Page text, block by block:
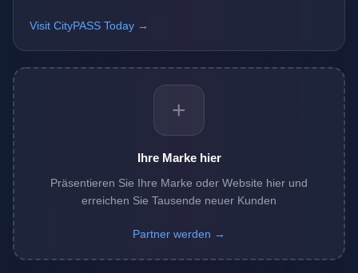
Visit CityPASS Today →
+
Ihre Marke hier
Präsentieren Sie Ihre Marke oder Website hier und
erreichen Sie Tausende neuer Kunden
Partner werden →